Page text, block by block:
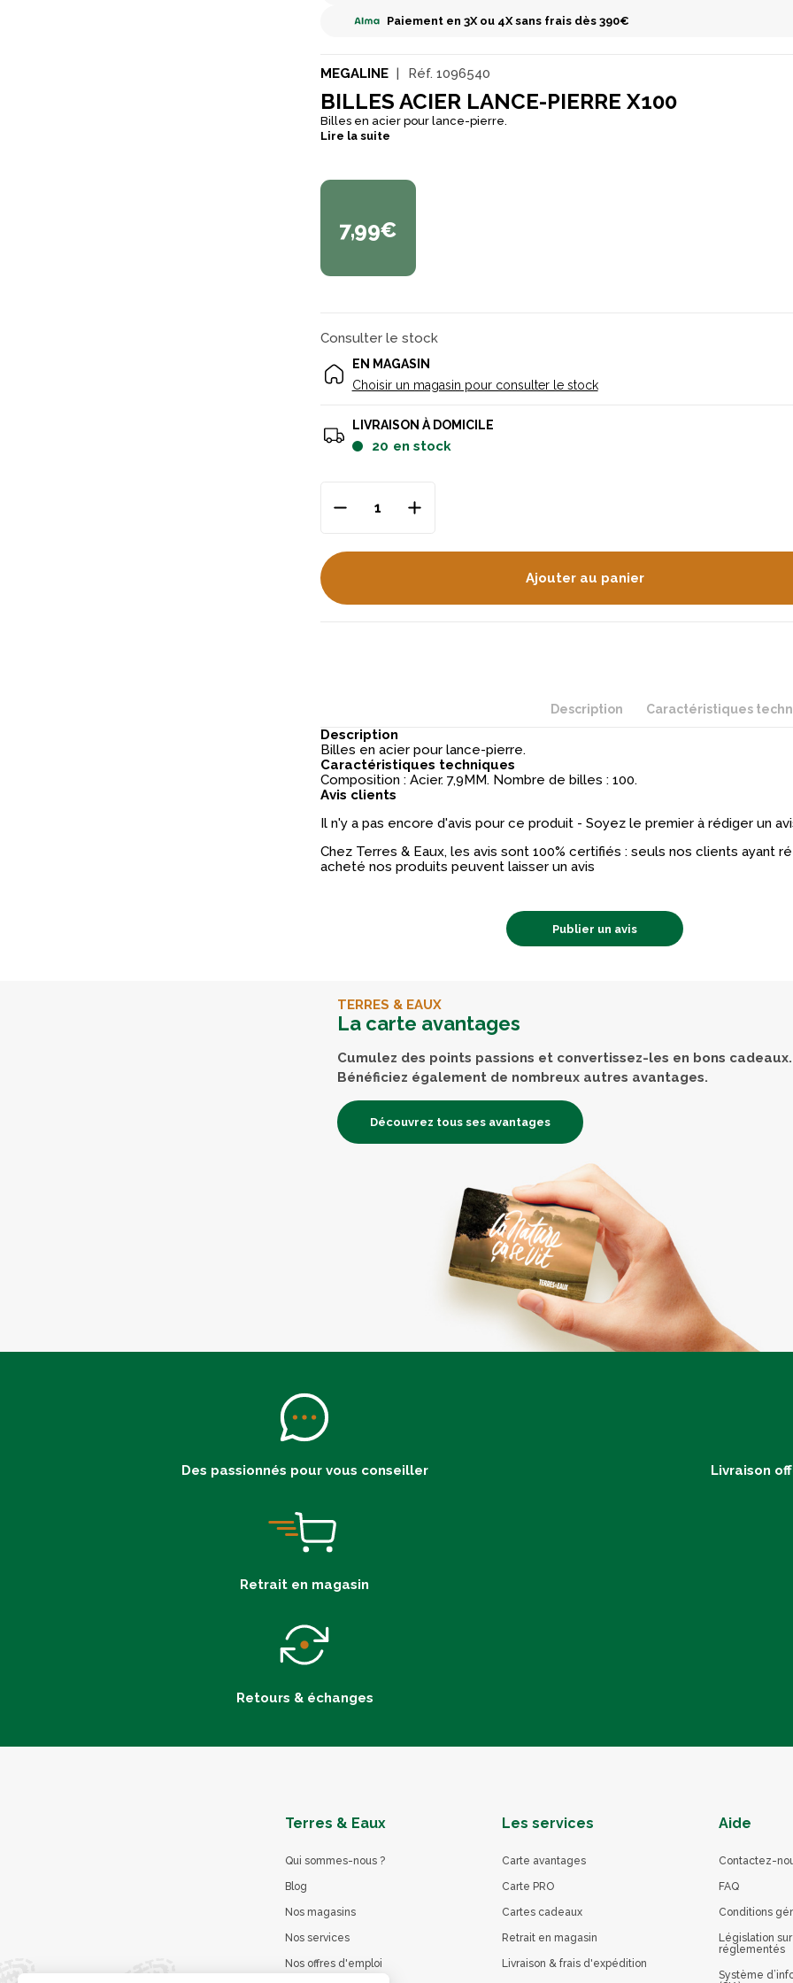
Paiement en 3X ou 4X sans frais dès 390€
MEGALINE Réf. 1096540
BILLES ACIER LANCE-PIERRE X100
Billes en acier pour lance-pierre.
Lire la suite
7,99€
Consulter le stock
EN MAGASIN
Choisir un magasin pour consulter le stock
LIVRAISON À DOMICILE
20 en stock
Ajouter au panier
Description Caractéristiques
Description
Billes en acier pour lance-pierre.
Caractéristiques techniques
Composition : Acier. 7,9MM. Nombre de billes : 100.
Avis clients
Il n'y a pas encore d'avis pour ce produit - Soyez le premier à rédiger un
Chez Terres & Eaux, les avis sont 100% certifiés : seuls nos clients ayant
acheté nos produits peuvent laisser un avis
Publier un avis
TERRES & EAUX
La carte avantages
Cumulez des points passions et convertissez-les en bons cadeaux.
Bénéficiez également de nombreux autres avantages.
Découvrez tous ses avantages
Des passionnés pour vous conseiller Livraison
Retrait en magasin
Retours & échanges
Terres & Eaux
Qui sommes-nous ?
Blog
Nos magasins
Nos services
Nos offres d'emploi
Les services
Carte avantages
Carte PRO
Cartes cadeaux
Retrait en magasin
Livraison & frais d'expédition
Aide
Contactez-
FAQ
Conditions
Législation
réglementés
Système